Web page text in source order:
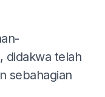
didakwa telah
sebahagian